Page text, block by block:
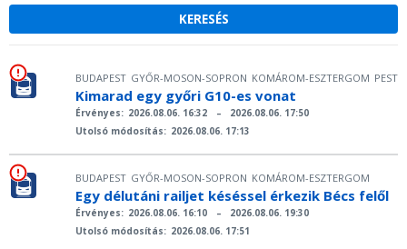
BUDAPEST GYŐR-MOSON-SOPRON KOMÁROM-ESZTERGOM PEST
Kimarad egy győri G10-es vonat
Érvényes: 2026.08.06. 16:32 –
2026.08.06. 17:50
Utolsó módosítás: 2026.08.06. 17:13
BUDAPEST GYŐR-MOSON-SOPRON KOMÁROM-ESZTERGOM
Egy délutáni railjet késéssel érkezik Bécs felől
Érvényes: 2026.08.06. 16:10 –
2026.08.06. 19:30
Utolsó módosítás: 2026.08.06. 17:51